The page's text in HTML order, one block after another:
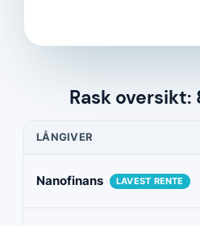
Rask oversikt:
LÅNGIVER
Nanofinans LAVEST RENTE